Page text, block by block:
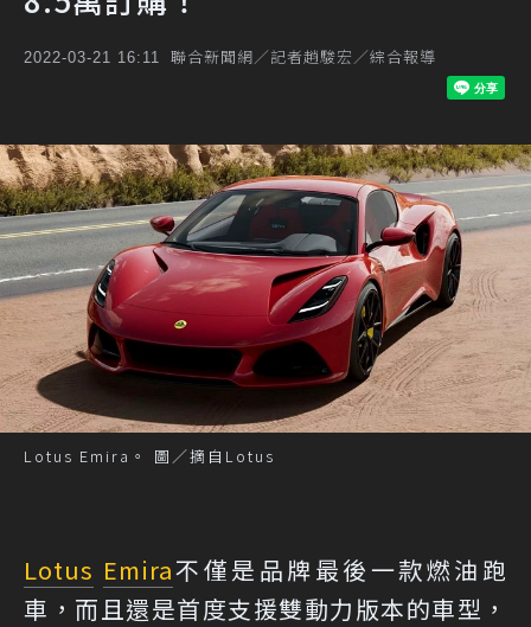
2022-03-21 16:11 聯合新聞網／記者趙駿宏／綜合報導
Lotus Emira。 圖／摘自Lotus
Lotus Emira不僅是品牌最後一款燃油跑
車，而且還是首度支援雙動力版本的車型，